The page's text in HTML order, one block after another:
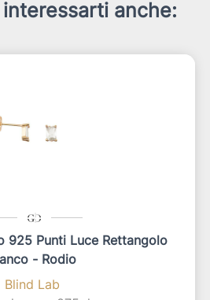
anche:
925 Punti Luce Rettangolo
- Rodio
Blind Lab